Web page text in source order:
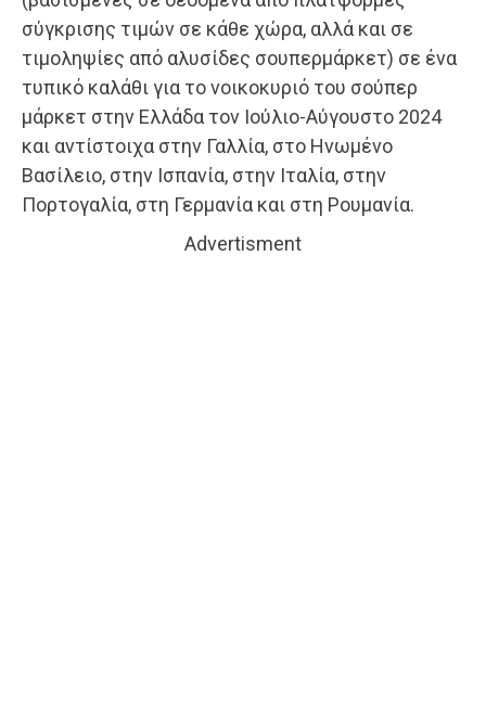
σύγκρισης τιμών σε κάθε χώρα, αλλά και σε
τιμοληψίες από αλυσίδες σουπερμάρκετ) σε ένα
τυπικό καλάθι για το νοικοκυριό του σούπερ
μάρκετ στην Ελλάδα τον Ιούλιο-Αύγουστο 2024
και αντίστοιχα στην Γαλλία, στο Ηνωμένο
Βασίλειο, στην Ισπανία, στην Ιταλία, στην
Πορτογαλία, στη Γερμανία και στη Ρουμανία.
Advertisment